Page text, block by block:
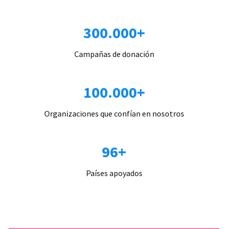
300.000+
Campañas de donación
100.000+
Organizaciones que confían en nosotros
96+
Países apoyados